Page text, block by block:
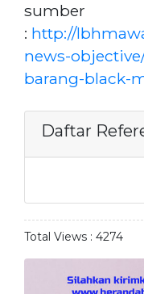
sumber
: http://
news-
barang-black-
Daftar
Total Views : 4274